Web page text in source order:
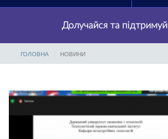
Долучайся та підтримуй
ГОЛОВНА НОВИНИ